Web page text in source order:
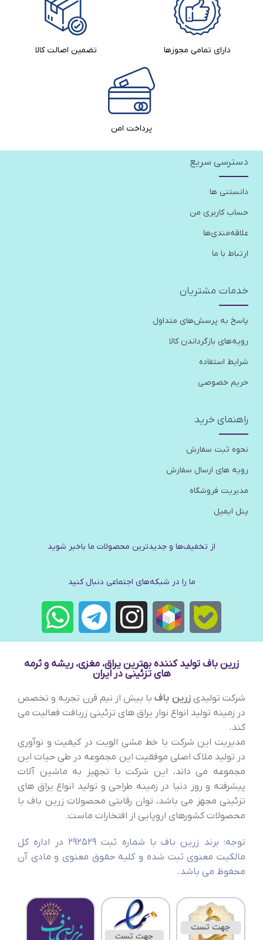
دارای تمامی مجوزها تضمین اصالت کالا​
پرداخت امن
دسترسی سریع
دانستنی ها
حساب کاربری من
علاقه‌مندی‌ها
ارتباط با ما
خدمات مشتریان
پاسخ به پرسش‌های متداول
رویه‌های بازگرداندن کالا
شرایط استفاده
حریم خصوصی
راهنمای خرید
نحوه ثبت سفارش
رویه های ارسال سفارش
مدیریت فروشگاه
پنل ایمیل
از تخفیف‌ها و جدیدترین‌ محصولات ما باخبر شوید
ما را در شبکه‌های اجتماعی دنبال کنید
زرین باف تولید کننده بهترین یراق، مغزی، ریشه و ثرمه
های تزئینی در ایران
شرکت تولیدیزرین بافبا بیش از نیم قرن تجربه و تخصص
در زمینه تولید انواع نوار یراق های تزئینی زربافت فعالیت می
کند.
مدیریت این شرکت با خط مشی الویت در کیفیت و نوآوری
در تولید ملاک اصلی موفقیت این مجموعه در طی حیات این
مجموعه می داند، این شرکت با تجهیز به ماشین آلات
پیشرفته و روز دنیا در زمینه طراحی و تولید انواع یراق های
تزئینی مجهز می باشد، توان رقابتی محصولات زرین باف با
محصولات کشورهای اروپایی از افتخارات ماست.
توجه: برند زرین باف با شماره ثبت 292529 در اداره کل
مالکیت معنوی ثبت شده و کلیه حقوق معنوی و مادی آن
محفوظ می باشد.